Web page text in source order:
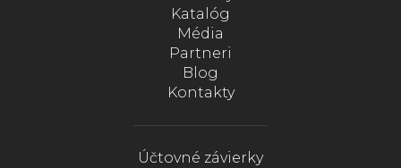
Katalóg
Média
Partneri
Blog
Kontakty
Účtovné závierky